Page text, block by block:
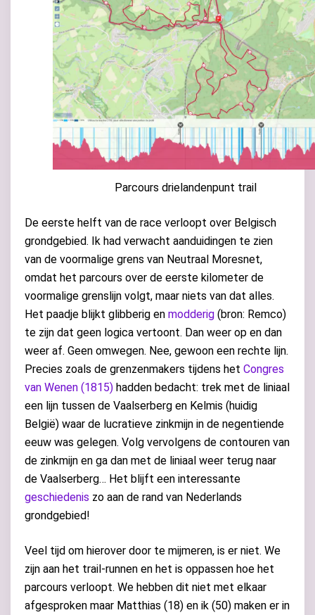
Parcours drielandenpunt trail
De eerste helft van de race verloopt over Belgisch
grondgebied. Ik had verwacht aanduidingen te zien
van de voormalige grens van Neutraal Moresnet,
omdat het parcours over de eerste kilometer de
voormalige grenslijn volgt, maar niets van dat alles.
Het paadje blijkt glibberig en modderig (bron: Remco)
te zijn dat geen logica vertoont. Dan weer op en dan
weer af. Geen omwegen. Nee, gewoon een rechte lijn.
Precies zoals de grenzenmakers tijdens het Congres
van Wenen (1815) hadden bedacht: trek met de liniaal
een lijn tussen de Vaalserberg en Kelmis (huidig
België) waar de lucratieve zinkmijn in de negentiende
eeuw was gelegen. Volg vervolgens de contouren van
de zinkmijn en ga dan met de liniaal weer terug naar
de Vaalserberg… Het blijft een interessante
geschiedenis zo aan de rand van Nederlands
grondgebied!
Veel tijd om hierover door te mijmeren, is er niet. We
zijn aan het trail-runnen en het is oppassen hoe het
parcours verloopt. We hebben dit niet met elkaar
afgesproken maar Matthias (18) en ik (50) maken er in